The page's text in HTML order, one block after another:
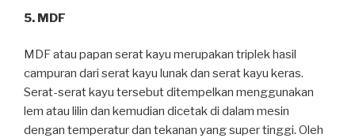
5. MDF
MDF atau papan serat kayu merupakan triplek hasil
campuran dari serat kayu lunak dan serat kayu keras.
Serat-serat kayu tersebut ditempelkan menggunakan
lem atau lilin dan kemudian dicetak di dalam mesin
dengan temperatur dan tekanan yang super tinggi. Oleh